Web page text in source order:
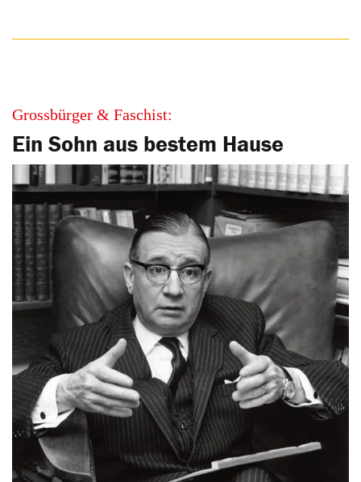
Grossbürger & Faschist:
Ein Sohn aus bestem Hause